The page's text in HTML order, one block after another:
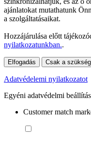
ajánlatokat mutathatunk
a szolgáltatásaikat.
Hozzájárulása előtt
nyilatkozatunkban..
Elfogadás Csak a
Adatvédelemi nyilatkozatot
Egyéni adatvédelmi
Customer match